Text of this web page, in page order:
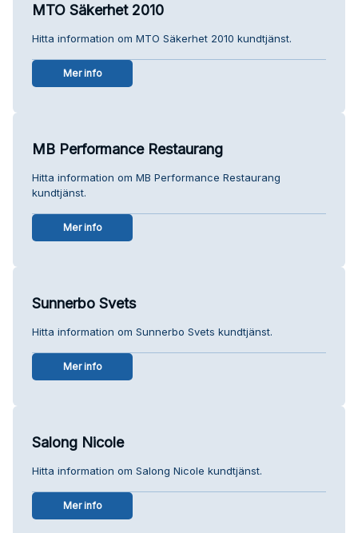
MTO Säkerhet 2010
Hitta information om MTO Säkerhet 2010 kundtjänst.
Mer info
MB Performance Restaurang
Hitta information om MB Performance Restaurang
kundtjänst.
Mer info
Sunnerbo Svets
Hitta information om Sunnerbo Svets kundtjänst.
Mer info
Salong Nicole
Hitta information om Salong Nicole kundtjänst.
Mer info